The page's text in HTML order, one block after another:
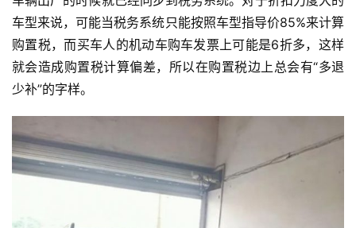
车型来说，可能当税务系统只能按照车型指导价85%来计算
购置税，而买车人的机动车购车发票上可能是6折多，这样
就会造成购置税计算偏差，所以在购置税边上总会有“多退
少补”的字样。